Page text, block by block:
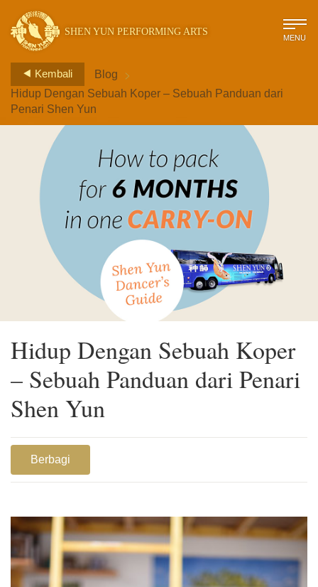
SHEN YUN PERFORMING ARTS MENU
Kembali Blog >
Hidup Dengan Sebuah Koper – Sebuah Panduan dari
Penari Shen Yun
Hidup Dengan Sebuah Koper
– Sebuah Panduan dari Penari
Shen Yun
Berbagi